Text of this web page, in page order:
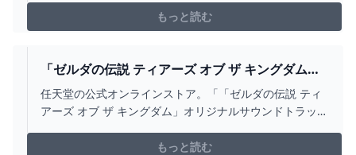
もっと読む
「ゼルダの伝説 ティアーズ オブ ザ キングダム」
オリジナルサウンドトラック【初回数量限定生産
盤】 MY NINTENDO STORE（マイニンテンドー
任天堂の公式オンラインストア。「「ゼルダの伝説 ティ
アーズ オブ ザ キングダム」オリジナルサウンドトラック
ドーストアではNintendo Switch（スイッチ）やゲームソ
もっと読む